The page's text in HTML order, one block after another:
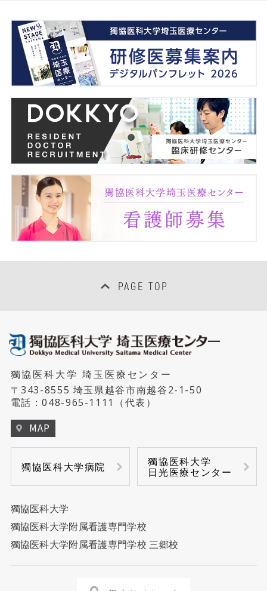
PAGE TOP
獨協医科大学 埼玉医療センター
〒343-8555 埼玉県越谷市南越谷2-1-50
電話：048-965-1111 （代表）
MAP
獨協医科大学病院
獨協医科大学
日光医療センター
獨協医科大学
獨協医科大学附属看護専門学校
獨協医科大学附属看護専門学校 三郷校